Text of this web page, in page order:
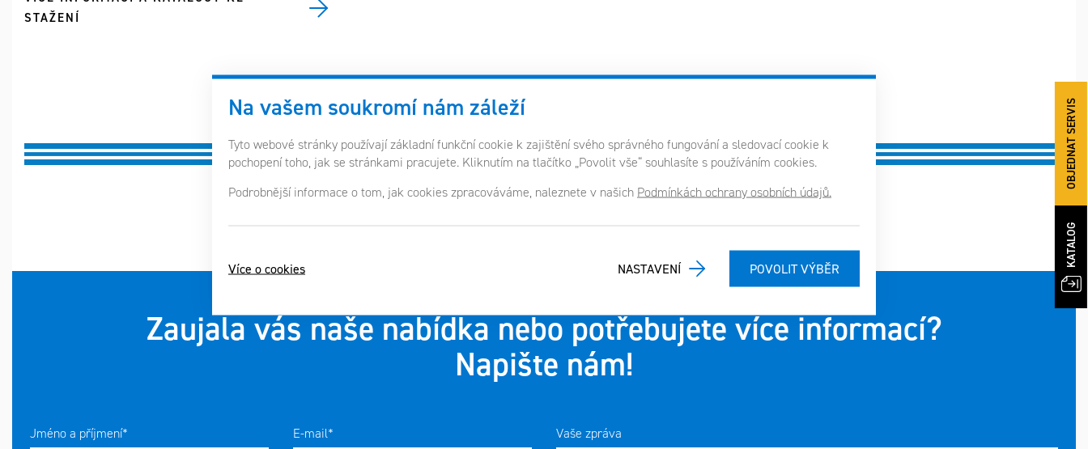
Na vašem soukromí nám záleží
Tyto webové stránky používají základní funkční cookie k zajištění svého správného fungování a sledovací cookie k
pochopení toho, jak se stránkami pracujete. Kliknutím na tlačítko „Povolit vše“ souhlasíte s používáním cookies.
Podrobnější informace o tom, jak cookies zpracováváme, naleznete v našich Podmínkách ochrany osobních údajů.
Více o cookies NASTAVENÍ
STAŽENÍ
Zaujala vás naše nabídka nebo potřebujete více informací?
Napište nám!
Jméno a příjmení* E-mail* Vaše zpráva
KATALOG
OBJEDNAT SERVIS